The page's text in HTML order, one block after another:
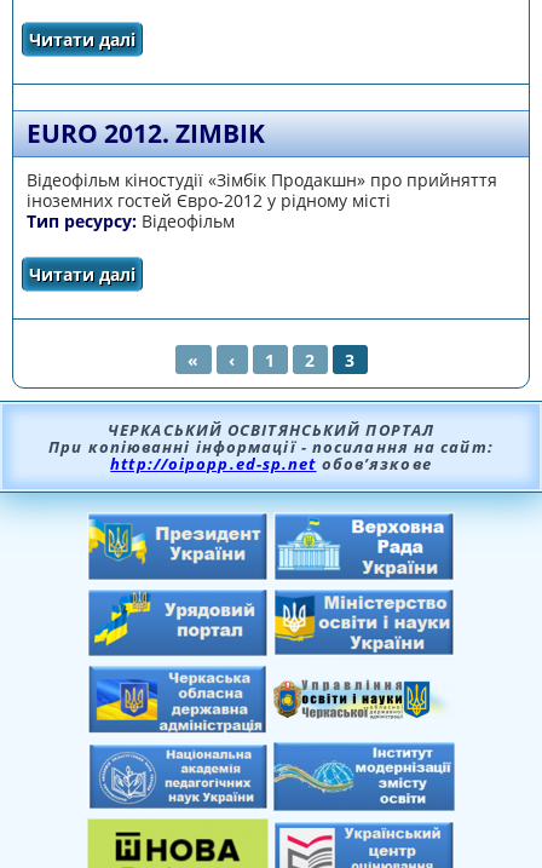
Читати даліпро Euro 2012. Saliy
EURO 2012. ZIMBIK
Відеофільм кіностудії «Зімбік Продакшн» про прийняття
іноземних гостей Євро-2012 у рідному місті
Тип ресурсу: Відеофільм
Читати даліпро Euro 2012. Zimbik
СТОРІНКИ
« ‹ 1 2 3
ЧЕРКАСЬКИЙ ОСВІТЯНСЬКИЙ ПОРТАЛ
При копіюванні інформації - посилання на сайт:
http://oipopp.ed-sp.net обов’язкове